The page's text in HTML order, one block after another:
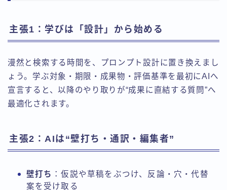
主張1：学びは「設計」から始める
漫然と検索する時間を、プロンプト設計に置き換えまし
ょう。学ぶ対象・期限・成果物・評価基準を最初にAIへ
宣言すると、以降のやり取りが“成果に直結する質問”へ
最適化されます。
主張2：AIは“壁打ち・通訳・編集者”
壁打ち ：仮説や草稿をぶつけ、反論・穴・代替
案を受け取る